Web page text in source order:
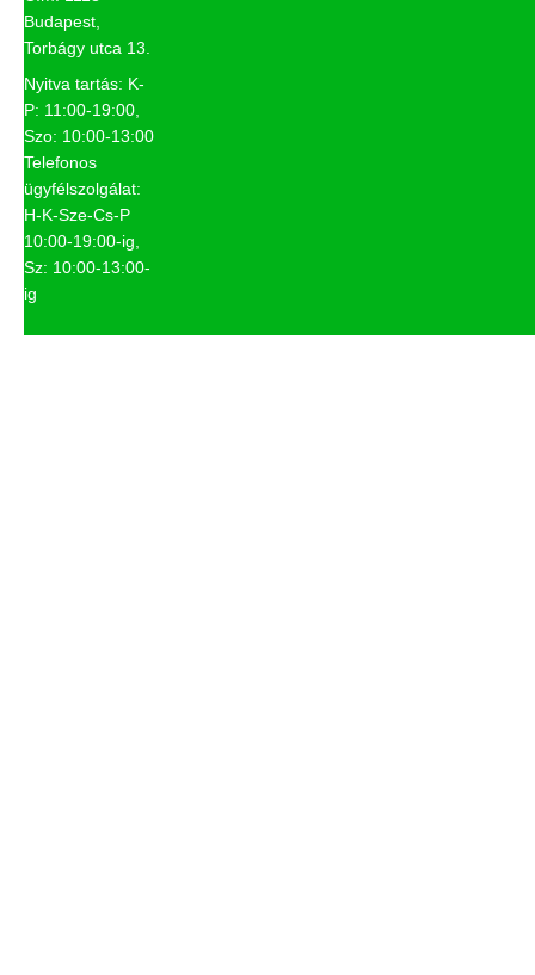
Budapest,
Torbágy utca 13.
Nyitva tartás: K-
P: 11:00-19:00,
Szo: 10:00-13:00
Telefonos
ügyfélszolgálat:
H-K-Sze-Cs-P
10:00-19:00-ig,
Sz: 10:00-13:00-
ig